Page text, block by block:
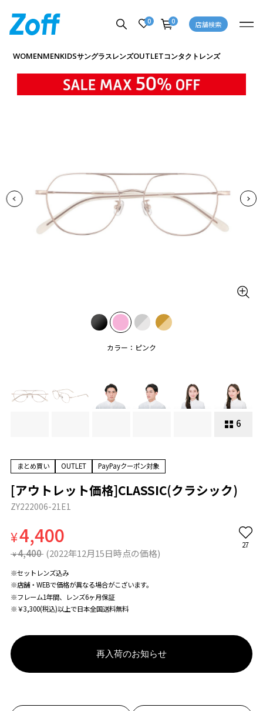
0 0 店舗検索
WOMENMENKIDSサングラスレンズOUTLETコンタクトレンズ
カラー：ピンク
6
商品詳細ページへ
まとめ買い OUTLET PayPayクーポン対象
[アウトレット価格]CLASSIC(クラシック)
ZY222006-21E1
¥4,400
¥ 4,400 (2022年12月15日時点の価格)
27
※セットレンズ込み
※店舗・WEBで価格が異なる場合がこざいます。
※フレーム1年間、レンズ6ヶ月保証
※￥3,300(税込)以上で日本全国送料無料
再入荷のお知らせ